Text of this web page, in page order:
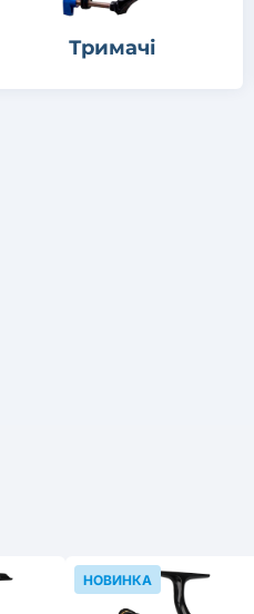
Тримачі
НОВИНКА